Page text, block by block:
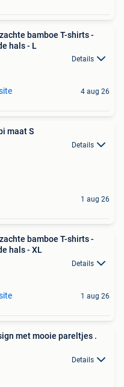
bamboe T-shirts -
hals - L
Details
4 aug 26
maat S
Details
1 aug 26
bamboe T-shirts -
hals - XL
Details
1 aug 26
met mooie pareltjes .
Details